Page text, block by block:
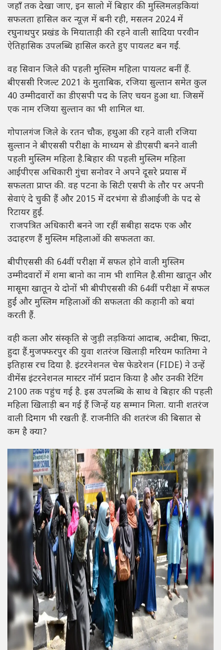
जहाँ तक देखा जाए, इन सालो में बिहार की मुस्लिमलड़कियां
सफलता हासिल कर न्यूज़ में बनी रही, मसलन 2024 में
रघुनाथपुर प्रखंड के मियाताड़ी की रहने वाली सादिया परवीन
ऐतिहासिक उपलब्धि हासिल करते हुए पायलट बन गईं.
वह सिवान जिले की पहली मुस्लिम महिला पायलट बनीं हैं.
बीएससी रिजल्ट 2021 के मुताबिक, रजिया सुल्तान समेत कुल
40 उम्मीदवारों का डीएसपी पद के लिए चयन हुआ था. जिसमें
एक नाम रजिया सुल्तान का भी शामिल था.
गोपालगंज जिले के रतन चौक, हथुआ की रहने वाली रजिया
सुल्तान ने बीएससी परीक्षा के माध्यम से डीएसपी बनने वाली
पहली मुस्लिम महिला है.बिहार की पहली मुस्लिम महिला
आईपीएस अधिकारी गुंचा सनोवर ने अपने दूसरे प्रयास में
सफलता प्राप्त की. वह पटना के सिटी एसपी के तौर पर अपनी
सेवाएं दे चुकी हैं और 2015 में दरभंगा से डीआईजी के पद से
रिटायर हुईं.
राजपत्रित अधिकारी बनने जा रहीं सबीहा सदफ एक और
उदाहरण हैं मुस्लिम महिलाओं की सफलता का.
बीपीएससी की 64वीं परीक्षा में सफल होने वाली मुस्लिम
उम्मीदवारों में शमा बानो का नाम भी शामिल है.सीमा खातून और
मासूमा खातून ये दोनों भी बीपीएससी की 64वीं परीक्षा में सफल
हुईं और मुस्लिम महिलाओं की सफलता की कहानी को बयां
करती हैं.
वही कला और संस्कृति से जुड़ी लड़कियां आदाब, अदीबा, फ़िदा,
हुदा हैं.मुजफ्फरपुर की युवा शतरंज खिलाड़ी मरियम फातिमा ने
इतिहास रच दिया है. इंटरनेशनल चेस फेडरेशन (FIDE) ने उन्हें
वीमेंस इंटरनेशनल मास्टर नॉर्म प्रदान किया है और उनकी रेटिंग
2100 तक पहुंच गई है. इस उपलब्धि के साथ वे बिहार की पहली
महिला खिलाड़ी बन गई हैं जिन्हें यह सम्मान मिला. यानी शतरंज
वाली दिमाग भी रखती हैं. राजनीति की शतरंज की बिसात से
कम है क्या?